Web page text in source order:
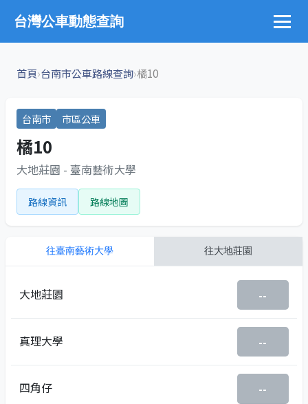
台灣公車動態查詢
首頁›台南市公車路線查詢›橘10
台南市 市區公車
橘10
大地莊園 - 臺南藝術大學
路線資訊 路線地圖
往臺南藝術大學 往大地莊園
大地莊園 --
真理大學 --
四角仔 --